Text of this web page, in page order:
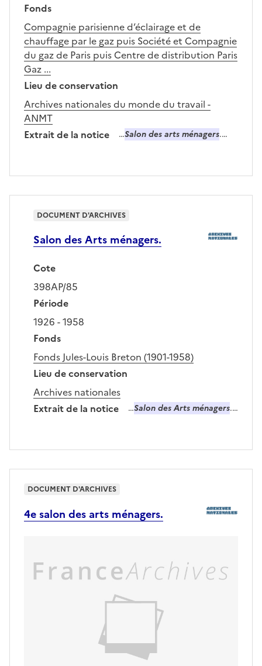
Fonds
Compagnie parisienne d’éclairage et de
chauffage par le gaz puis Société et Compagnie
du gaz de Paris puis Centre de distribution Paris
Gaz ...
Lieu de conservation
Archives nationales du monde du travail -
ANMT
Extrait de la notice
…Salon des arts ménagers.…
Salon des Arts ménagers.
Cote
398AP/85
Période
1926 - 1958
Fonds
Fonds Jules-Louis Breton (1901-1958)
Lieu de conservation
Archives nationales
Extrait de la notice
…Salon des Arts ménagers.…
DOCUMENT D'ARCHIVES
4e salon des arts ménagers.
DOCUMENT D'ARCHIVES